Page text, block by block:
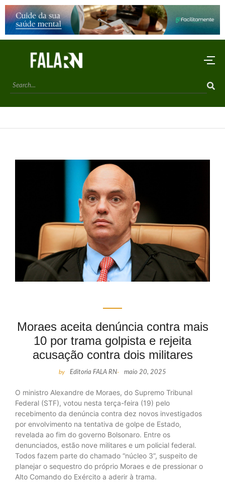
Moraes aceita denúncia contra mais
10 por trama golpista e rejeita
acusação contra dois militares
by Editoria FALA RN- maio 20, 2025
O ministro Alexandre de Moraes, do Supremo Tribunal
Federal (STF), votou nesta terça-feira (19) pelo
recebimento da denúncia contra dez novos investigados
por envolvimento na tentativa de golpe de Estado,
revelada ao fim do governo Bolsonaro. Entre os
denunciados, estão nove militares e um policial federal.
Todos fazem parte do chamado “núcleo 3”, suspeito de
planejar o sequestro do próprio Moraes e de pressionar o
Alto Comando do Exército a aderir à trama.